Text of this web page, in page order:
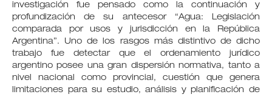
investigación fue pensado como la continuación y
profundización de su antecesor “Agua: Legislación
comparada por usos y jurisdicción en la República
Argentina”. Uno de los rasgos más distintivo de dicho
trabajo fue detectar que el ordenamiento jurídico
argentino posee una gran dispersión normativa, tanto a
nivel nacional como provincial, cuestión que genera
limitaciones para su estudio, análisis y planificación de